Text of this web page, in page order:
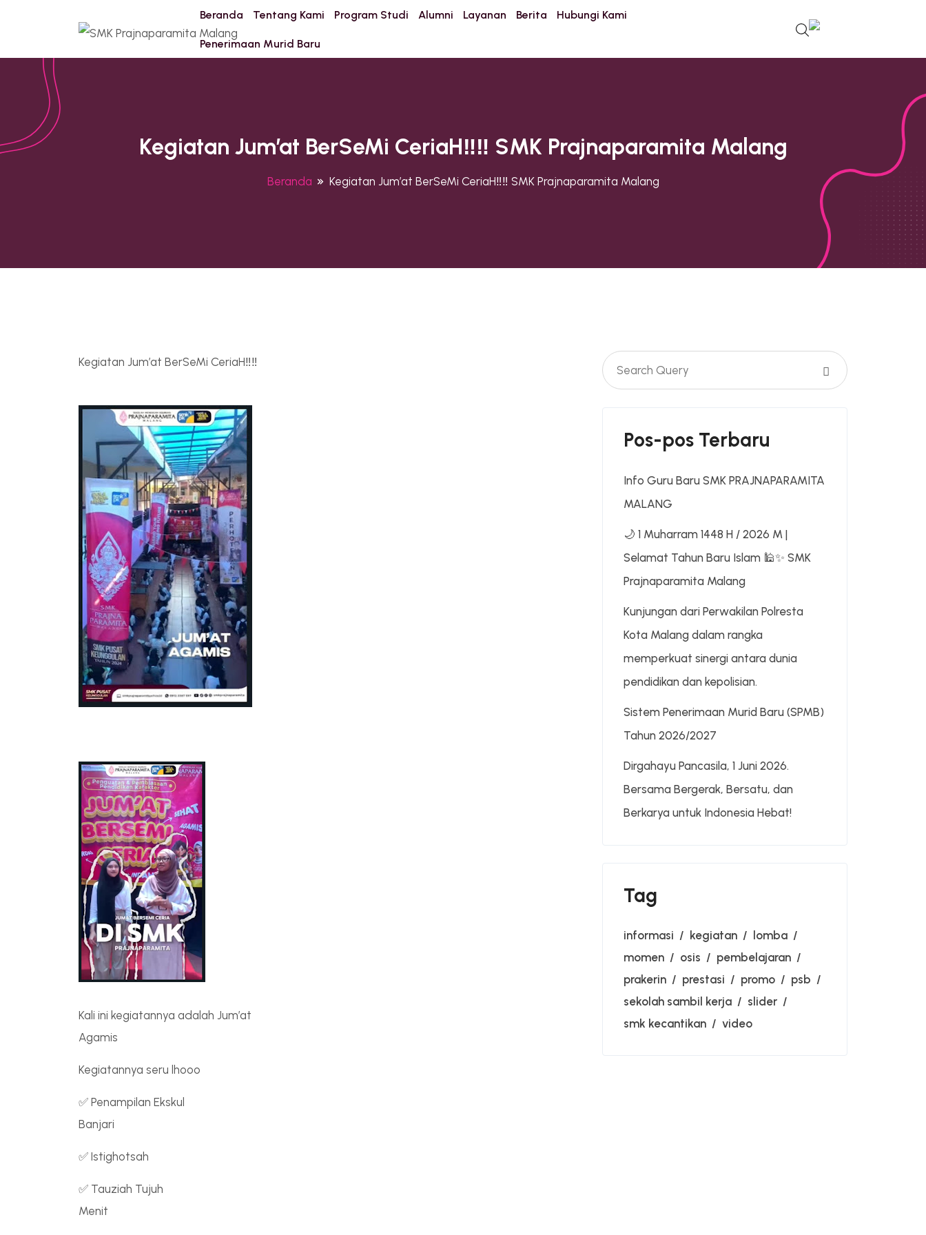
Beranda Tentang Kami Program Studi Alumni Layanan Berita Hubungi Kami
Penerimaan Murid Baru
Kegiatan Jum’at BerSeMi CeriaH‼️‼️ SMK Prajnaparamita Malang
Beranda Kegiatan Jum’at BerSeMi CeriaH‼️‼️ SMK Prajnaparamita Malang
Kegiatan Jum’at BerSeMi CeriaH‼️‼️
Kali ini kegiatannya adalah Jum’at
Agamis
Kegiatannya seru lhooo
✅ Penampilan Ekskul
Banjari
✅ Istighotsah
✅ Tauziah Tujuh
Menit
Pos-pos Terbaru
Info Guru Baru SMK PRAJNAPARAMITA
MALANG
🌙 1 Muharram 1448 H / 2026 M |
Selamat Tahun Baru Islam 🕌✨ SMK
Prajnaparamita Malang
Kunjungan dari Perwakilan Polresta
Kota Malang dalam rangka
memperkuat sinergi antara dunia
pendidikan dan kepolisian.
Sistem Penerimaan Murid Baru (SPMB)
Tahun 2026/2027
Dirgahayu Pancasila, 1 Juni 2026.
Bersama Bergerak, Bersatu, dan
Berkarya untuk Indonesia Hebat!
Tag
informasi kegiatan
lomba
momen
osis
pembelajaran
prakerin
prestasi promo
psb
sekolah sambil kerja
slider
smk kecantikan
video